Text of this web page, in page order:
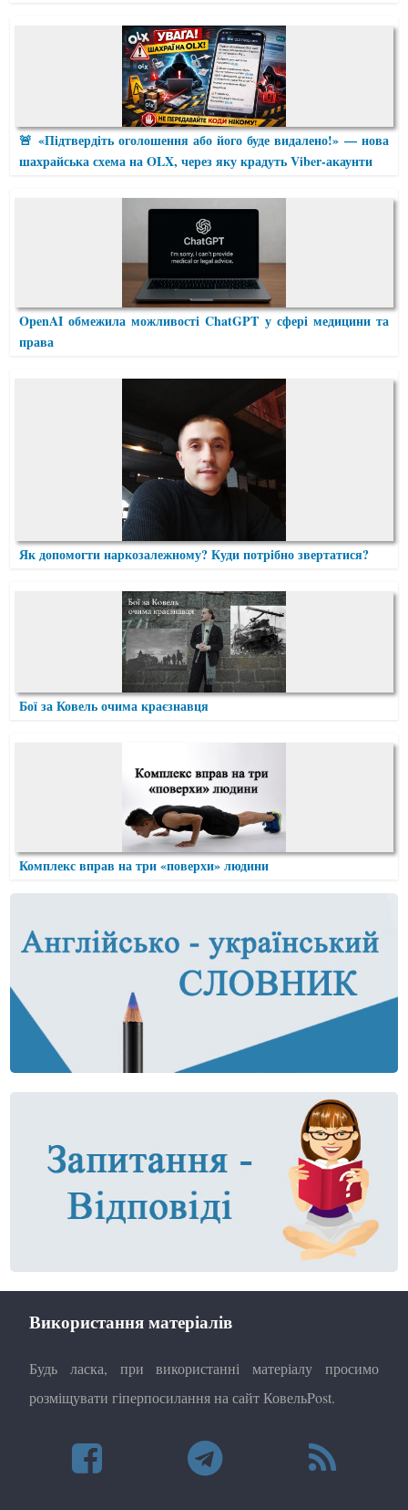
🚨 «Підтвердіть оголошення або його буде видалено!» — нова
шахрайська схема на OLX, через яку крадуть Viber-акаунти
OpenAI обмежила можливості ChatGPT у сфері медицини та
права
Як допомогти наркозалежному? Куди потрібно звертатися?
Бої за Ковель очима краєзнавця
Комплекс вправ на три «поверхи» людини
Використання матеріалів
Будь ласка, при використанні матеріалу просимо
розміщувати гіперпосилання на сайт КовельPost.